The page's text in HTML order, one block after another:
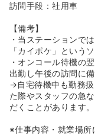
訪問手段：社用車
【備考】
・当ステーションで
「カイポケ」という
・オンコール待機の
出勤し午後の訪問に
→自宅待機中も勤務
た際やスタッフの急
だくことがあります。
※仕事内容・就業場所